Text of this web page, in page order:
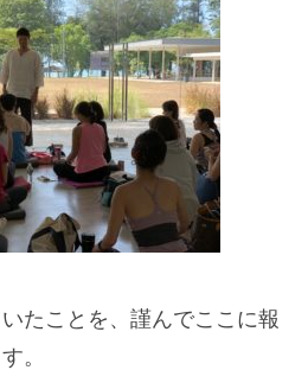
たことを、謹んでここに報
。